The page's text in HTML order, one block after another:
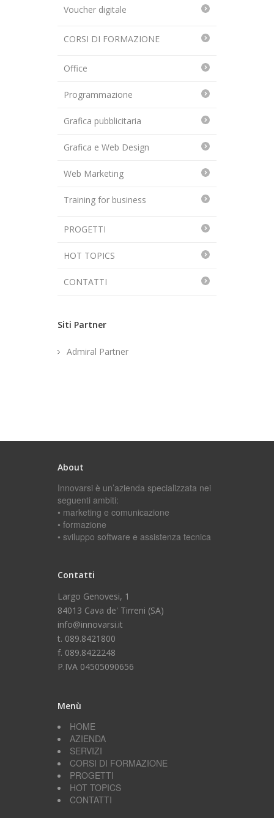
Voucher digitale
CORSI DI FORMAZIONE
Office
Programmazione
Grafica pubblicitaria
Grafica e Web Design
Web Marketing
Training for business
PROGETTI
HOT TOPICS
CONTATTI
Siti Partner
Admiral Partner
About
Innovarsi è un’azienda specializzata nei
seguenti ambiti:
• marketing e comunicazione
• formazione
• sviluppo software e assistenza tecnica
Contatti
Largo Genovesi, 1
84013 Cava de' Tirreni (SA)
info@innovarsi.it
t. 089.8421800
f. 089.8422248
P.IVA 04505090656
Menù
HOME
AZIENDA
SERVIZI
CORSI DI FORMAZIONE
PROGETTI
HOT TOPICS
CONTATTI